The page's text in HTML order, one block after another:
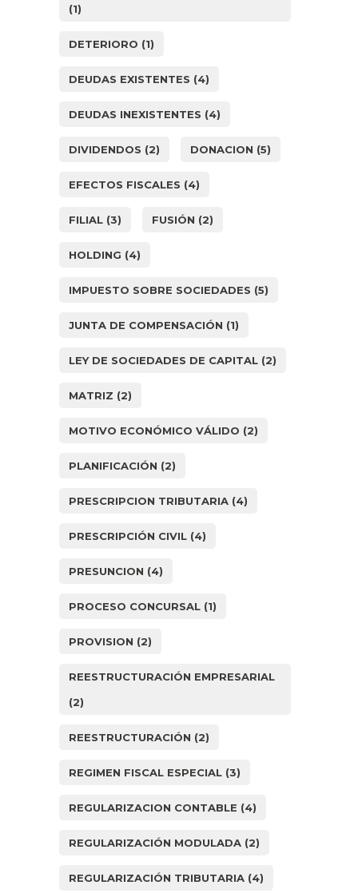
(1)
DETERIORO (1)
DEUDAS EXISTENTES (4)
DEUDAS INEXISTENTES (4)
DIVIDENDOS (2) DONACION (5)
EFECTOS FISCALES (4)
FILIAL (3) FUSIÓN (2)
HOLDING (4)
IMPUESTO SOBRE SOCIEDADES (5)
JUNTA DE COMPENSACIÓN (1)
LEY DE SOCIEDADES DE CAPITAL (2)
MATRIZ (2)
MOTIVO ECONÓMICO VÁLIDO (2)
PLANIFICACIÓN (2)
PRESCRIPCION TRIBUTARIA (4)
PRESCRIPCIÓN CIVIL (4)
PRESUNCION (4)
PROCESO CONCURSAL (1)
PROVISION (2)
REESTRUCTURACIÓN EMPRESARIAL
(2)
REESTRUCTURACIÓN (2)
REGIMEN FISCAL ESPECIAL (3)
REGULARIZACION CONTABLE (4)
REGULARIZACIÓN MODULADA (2)
REGULARIZACIÓN TRIBUTARIA (4)